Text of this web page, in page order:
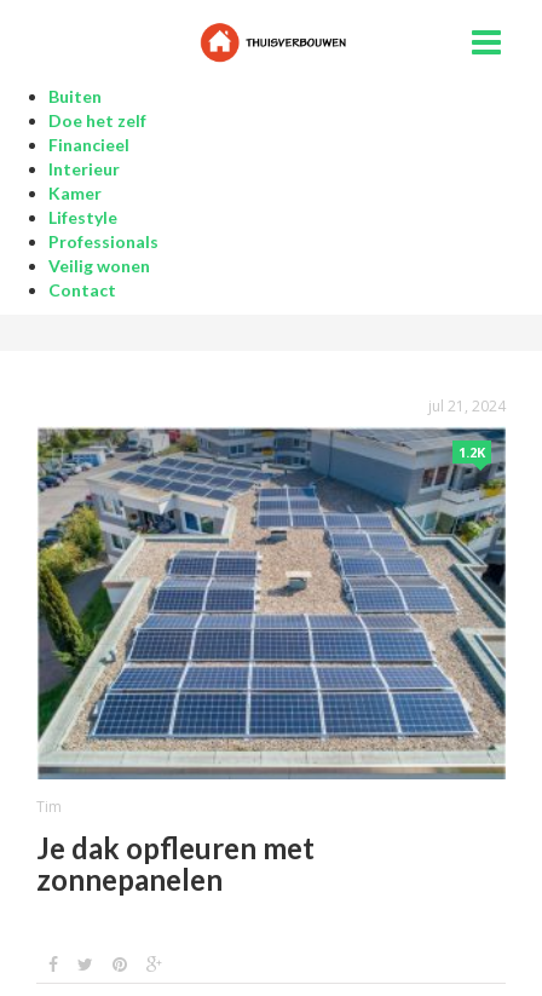
Buiten
Doe het zelf
Financieel
Interieur
Kamer
Lifestyle
Professionals
Veilig wonen
Contact
jul 21, 2024
1.2K
Tim
Je dak opfleuren met
zonnepanelen